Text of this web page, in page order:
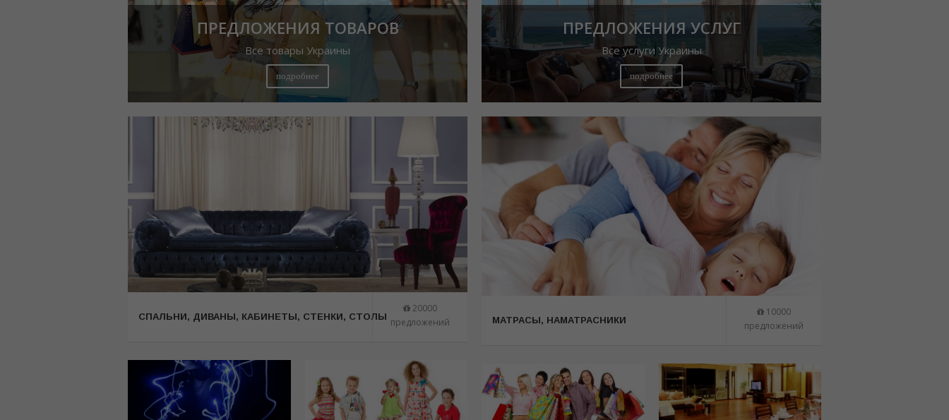
ПРЕДЛОЖЕНИЯ ТОВАРОВ
Все товары Украины
подробнее
CПАЛЬНИ, ДИВАНЫ, КАБИНЕТЫ, СТЕНКИ, СТОЛЫ
20000
предложений
ПРЕДЛОЖЕНИЯ УСЛУГ
Все услуги Украины
подробнее
МАТРАСЫ, НАМАТРАСНИКИ
10000
предложений